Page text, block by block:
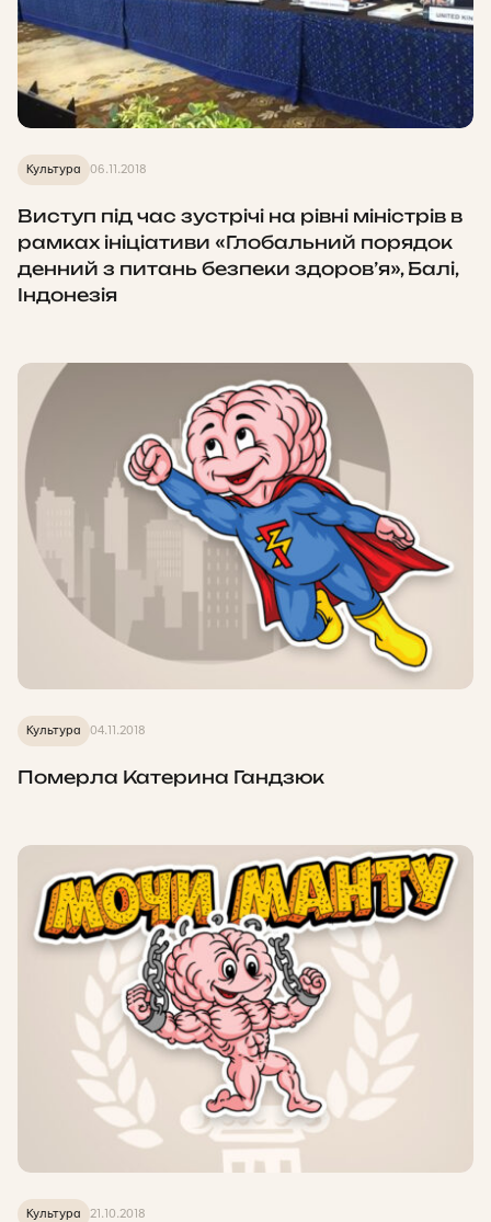
Культура 06.11.2018
Виступ під час зустрічі на рівні міністрів в
рамках ініціативи «Глобальний порядок
денний з питань безпеки здоров’я», Балі,
Індонезія
Культура 04.11.2018
Померла Катерина Гандзюк
Культура 21.10.2018